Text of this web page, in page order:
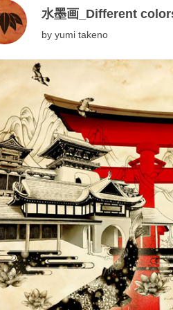
水墨画_Different
by yumi takeno